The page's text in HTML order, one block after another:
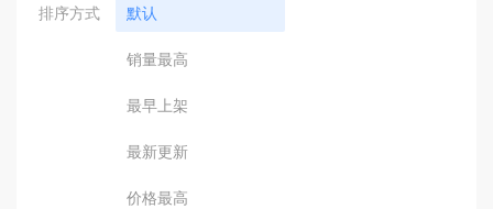
排序方式 默认
销量最高
最早上架
最新更新
价格最高